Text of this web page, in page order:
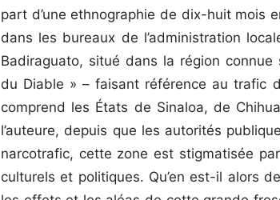
part d’une ethnographie de dix-huit mois
dans les bureaux de l’administration
Badiraguato, situé dans la région
du Diable » – faisant référence au trafic
comprend les États de Sinaloa, de
l’auteure, depuis que les autorités
narcotrafic, cette zone est stigmatisée
culturels et politiques. Qu’en est-il alors